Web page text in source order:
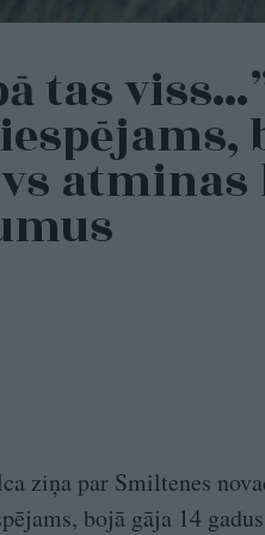
tas
ziņa par Smiltenes
bojā gāja 14